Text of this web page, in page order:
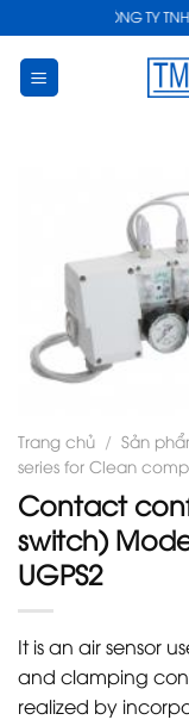
to
content
CÔNG TY TNHH
Trang chủ / Sản
series for Clean
Contact
switch)
UGPS2
It is an air sensor
and clamping
realized by